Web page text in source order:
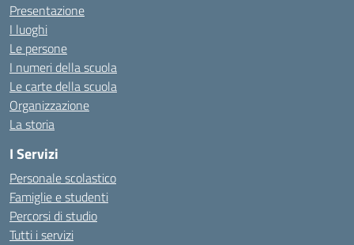
Presentazione
I luoghi
Le persone
I numeri della scuola
Le carte della scuola
Organizzazione
La storia
I Servizi
Personale scolastico
Famiglie e studenti
Percorsi di studio
Tutti i servizi